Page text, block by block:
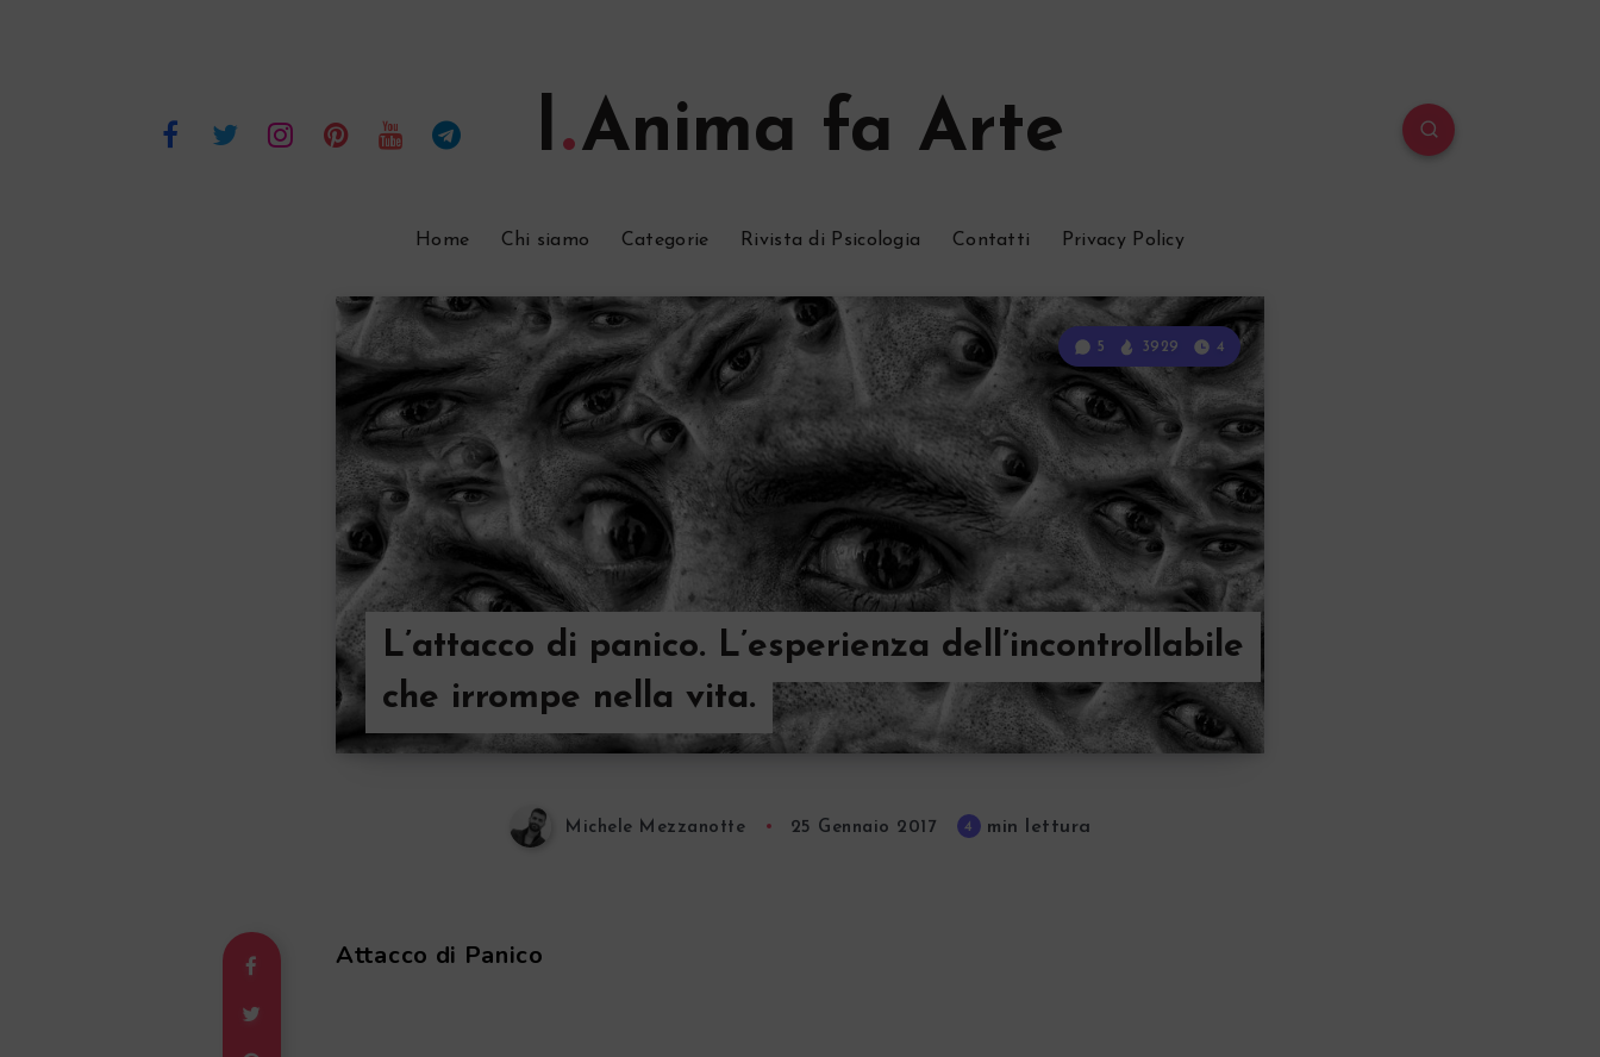
l Anima fa Arte
Home Chi siamo Categorie Rivista di Psicologia Contatti Privacy Policy
L’attacco di panico. L’esperienza dell’incontrollabile
che irrompe nella vita.
5 3929 4
Michele Mezzanotte 25 Gennaio 2017 4 min lettura
Attacco di Panico